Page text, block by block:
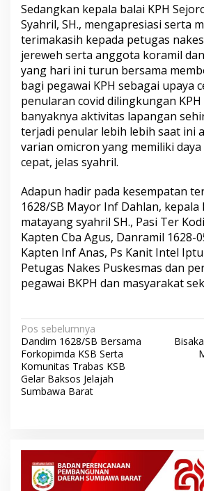
Sedangkan kepala balai KPH
Syahril, SH., mengapresiasi serta
terimakasih kepada petugas
jereweh serta anggota koramil
yang hari ini turun bersama
bagi pegawai KPH sebagai upaya
penularan covid dilingkungan
banyaknya aktivitas lapangan
terjadi penular lebih lebih saat ini
varian omicron yang memiliki
cepat, jelas syahril.
Adapun hadir pada kesempatan
1628/SB Mayor Inf Dahlan, kepala
matayang syahril SH., Pasi Ter
Kapten Cba Agus, Danramil 1628-
Kapten Inf Anas, Ps Kanit Intel
Petugas Nakes Puskesmas dan
pegawai BKPH dan masyarakat
N
a
v
i
s
Pos sebelumnya
Dandim 1628/SB Bersama
Forkopimda KSB Serta
Komunitas Trabas KSB
Gelar Baksos Jelajah
Sumbawa Barat